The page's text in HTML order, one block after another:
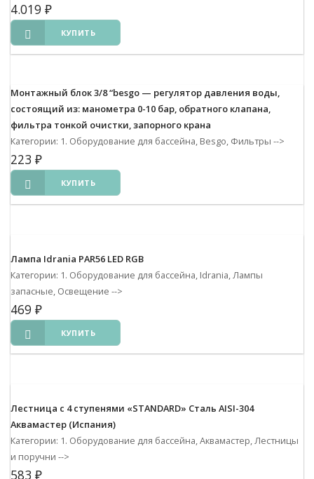
4.019 ₽
КУПИТЬ
Монтажный блок 3/8 “besgo — регулятор давления воды,
состоящий из: манометра 0-10 бар, обратного клапана,
фильтра тонкой очистки, запорного крана
Категории: 1. Оборудование для бассейна, Besgo, Фильтры -->
223 ₽
КУПИТЬ
Лампа Idrania PAR56 LED RGB
Категории: 1. Оборудование для бассейна, Idrania, Лампы
запасные, Освещение -->
469 ₽
КУПИТЬ
Лестница с 4 ступенями «STANDARD» Сталь AISI-304
Аквамастер (Испания)
Категории: 1. Оборудование для бассейна, Аквамастер, Лестницы
и поручни -->
583 ₽